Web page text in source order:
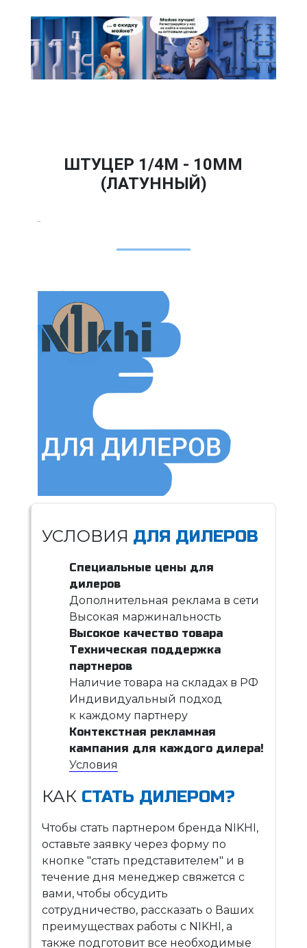
ШТУЦЕР 1/4M - 10ММ
(ЛАТУННЫЙ)
УСЛОВИЯ ДЛЯ ДИЛЕРОВ
Специальные цены для
дилеров
Дополнительная реклама в сети
Высокая маржинальность
Высокое качество товара
Техническая поддержка
партнеров
Наличие товара на складах в РФ
Индивидуальный подход
к каждому партнеру
Контекстная рекламная
кампания для каждого дилера!
Условия
КАК СТАТЬ ДИЛЕРОМ?
Чтобы стать партнером бренда NIKHI,
оставьте заявку через форму по
кнопке "стать представителем" и в
течение дня менеджер свяжется с
вами, чтобы обсудить
сотрудничество, рассказать о Ваших
преимуществах работы с NIKHI, а
также подготовит все необходимые